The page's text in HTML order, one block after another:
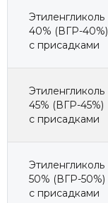
Этиленгликоль
40% (ВГР-40%)
с присадками
Этиленгликоль
45% (ВГР-45%)
с присадками
Этиленгликоль
50% (ВГР-50%)
с присадками